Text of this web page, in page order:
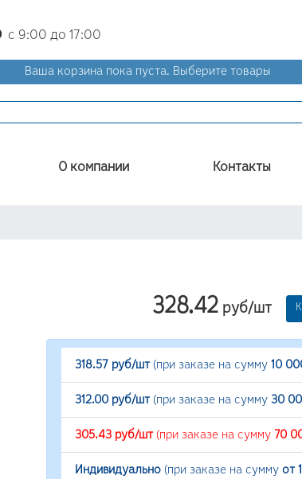
с 9:00 до 17:00
Ваша корзина пока пуста. Выберите товары
О компании Контакты
328.42 руб/шт
318.57 руб/шт(при заказе на сумму 10
312.00 руб/шт(при заказе на сумму 30
305.43 руб/шт(при заказе на сумму 70
Индивидуально (при заказе на сумму от